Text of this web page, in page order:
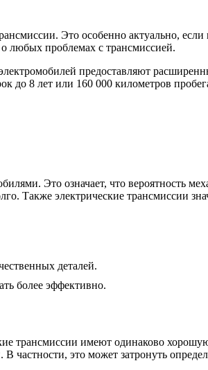
Это особенно актуально,
любых проблемах с трансмиссией.
предоставляют
до 8 лет или 160 000 километров
Это означает, что вероятность
Также электрические трансмиссии
деталей.
более эффективно.
трансмиссии имеют одинаково
частности, это может затронуть